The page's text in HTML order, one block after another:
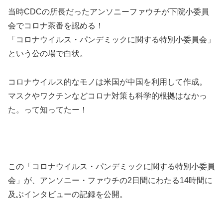
当時CDCの所長だったアンソニーファウチが下院小委員
会でコロナ茶番を認める！
「コロナウイルス・パンデミックに関する特別小委員会」
という公の場で白状。
コロナウイルス的なモノは米国が中国を利用して作成。
マスクやワクチンなどコロナ対策も科学的根拠はなかっ
た。って知ってたー！
この「コロナウイルス・パンデミックに関する特別小委員
会」が、アンソニー・ファウチの2日間にわたる14時間に
及ぶインタビューの記録を公開。